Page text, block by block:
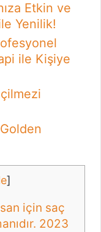
Etkin ve
Yenilik!
ile Kişiye
]
için saç
2023